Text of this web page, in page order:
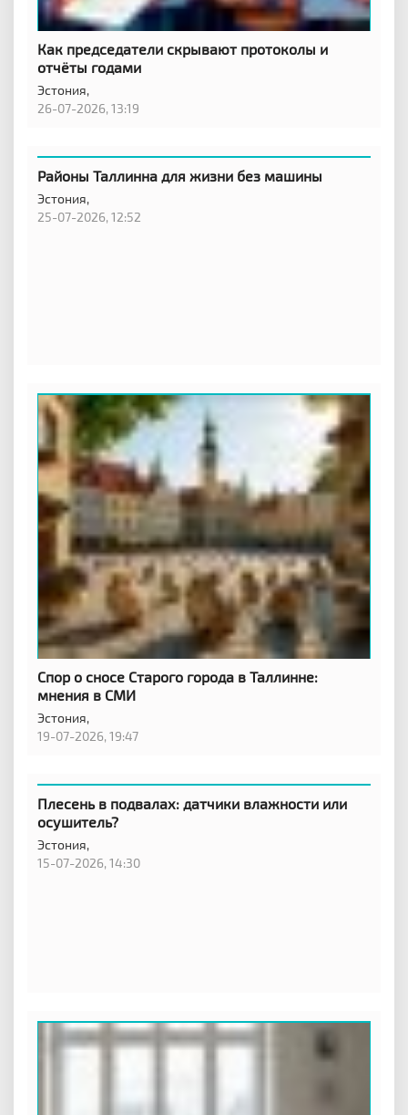
Как председатели скрывают протоколы и
отчёты годами
Эстония,
26-07-2026, 13:19
Районы Таллинна для жизни без машины
Эстония,
25-07-2026, 12:52
Спор о сносе Старого города в Таллинне:
мнения в СМИ
Эстония,
19-07-2026, 19:47
Плесень в подвалах: датчики влажности или
осушитель?
Эстония,
15-07-2026, 14:30